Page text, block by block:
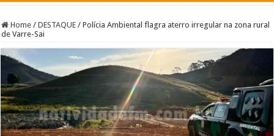
Home / DESTAQUE / Polícia Ambiental flagra aterro irregular na zona rural
de Varre-Sai